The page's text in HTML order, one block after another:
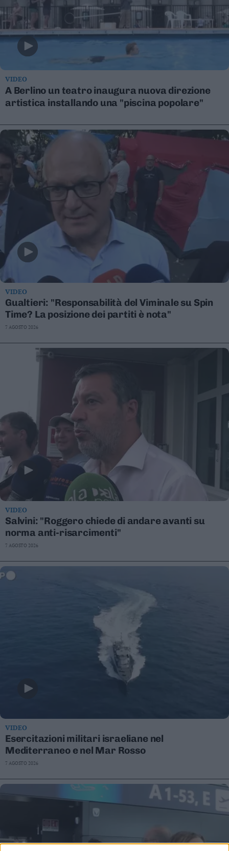
Casa
Radio
Dolomiti
Social media
VIDEO
A Berlino un teatro inaugura nuova direzione
artistica installando una "piscina popolare"
VIDEO
Gualtieri: "Responsabilità del Viminale su Spin
Time? La posizione dei partiti è nota"
7 AGOSTO 2026
VIDEO
Salvini: "Roggero chiede di andare avanti su
norma anti-risarcimenti"
7 AGOSTO 2026
VIDEO
Esercitazioni militari israeliane nel
Mediterraneo e nel Mar Rosso
7 AGOSTO 2026